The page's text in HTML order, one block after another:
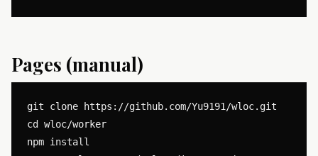
Pages (manual)
git clone https://github.com/Yu9191/wloc.git
cd wloc/worker
npm install